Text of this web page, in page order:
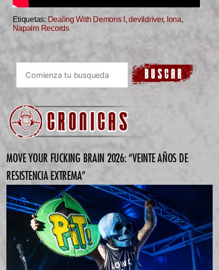
Etiquetas: Dealing With Demons I ,devildriver, Iona,
Napalm Records
MOVE YOUR FUCKING BRAIN 2026: “VEINTE AÑOS DE
RESISTENCIA EXTREMA”